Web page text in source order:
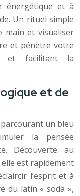
énergétique et à
Un rituel simple
main et visualiser
et pénètre votre
et facilitant la
et de
parcourant un bleu
la pensée
Découverte au
est rapidement
l’esprit et à
du latin « soda »,